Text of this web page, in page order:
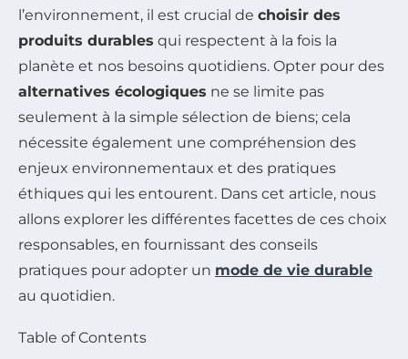
l’environnement, il est crucial de choisir des
produits durables qui respectent à la fois la
planète et nos besoins quotidiens. Opter pour des
alternatives écologiques ne se limite pas
seulement à la simple sélection de biens; cela
nécessite également une compréhension des
enjeux environnementaux et des pratiques
éthiques qui les entourent. Dans cet article, nous
allons explorer les différentes facettes de ces choix
responsables, en fournissant des conseils
pratiques pour adopter un mode de vie durable
au quotidien.
Table of Contents